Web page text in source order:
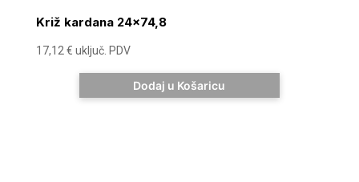
Križ kardana 24×74,8
17,12 € uključ. PDV
Dodaj u Košaricu